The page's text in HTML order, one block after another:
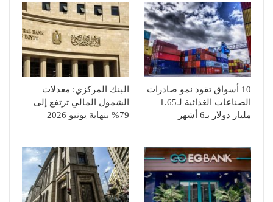
10 أسواق تقود نمو صادرات
الصناعات الغذائية لـ1.65
مليار دولار بـ6 أشهر
البنك المركزي: معدلات
الشمول المالي ترتفع إلى
79% بنهاية يونيو 2026